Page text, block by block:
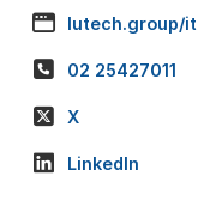
lutech.group/it
02 25427011
X
LinkedIn